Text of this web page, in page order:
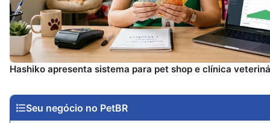
Hashiko apresenta sistema para pet shop e clínica
Seu negócio no PetBR